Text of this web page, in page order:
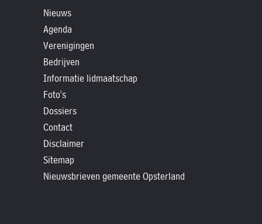
Nieuws
Agenda
Verenigingen
Bedrijven
Informatie lidmaatschap
Foto's
Dossiers
Contact
Disclaimer
Sitemap
Nieuwsbrieven gemeente Opsterland
Historische
verhalen
Dossiers
Contact
Nieuwsbrieven
gemeente
Opsterland